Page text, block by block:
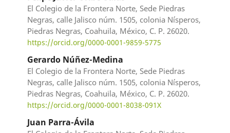
El Colegio de la Frontera Norte, Sede Piedras
Negras, calle Jalisco núm. 1505, colonia Nísperos,
Piedras Negras, Coahuila, México, C. P. 26020.
https://orcid.org/0000-0001-9859-5775
Gerardo Núñez-Medina
El Colegio de la Frontera Norte, Sede Piedras
Negras, calle Jalisco núm. 1505, colonia Nísperos,
Piedras Negras, Coahuila, México, C. P. 26020.
https://orcid.org/0000-0001-8038-091X
Juan Parra-Ávila